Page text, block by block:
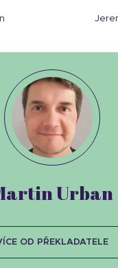
Urban
OD PŘEKLADATELE